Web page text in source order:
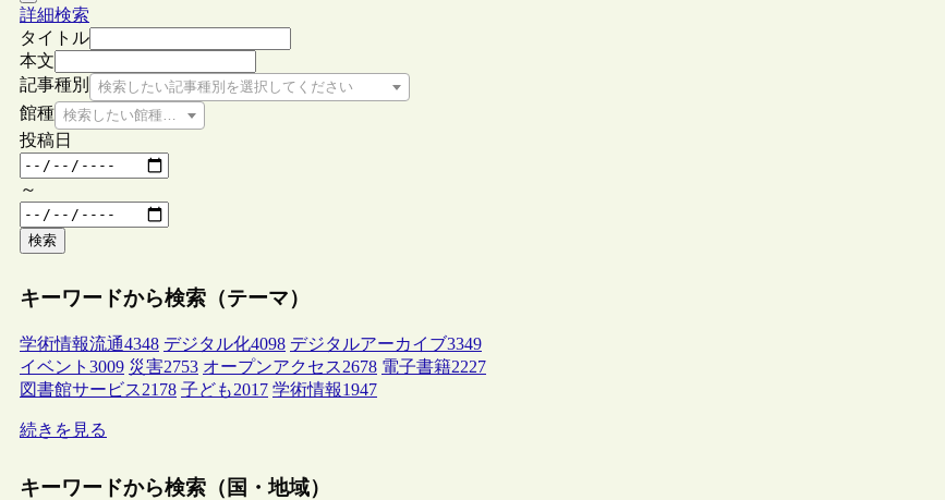
詳細検索
タイトル
本文
記事種別
検索したい記事種別を選択してください
館種 検索したい館種を選択してください
投稿日
～
検索
キーワードから検索（テーマ）
学術情報流通4348 デジタル化4098 デジタルアーカイブ3349
イベント 3009 災害2753 オープンアクセス2678 電子書籍2227
図書館サービス2178 子ども2017 学術情報1947
続きを見る
キーワードから検索（国・地域）